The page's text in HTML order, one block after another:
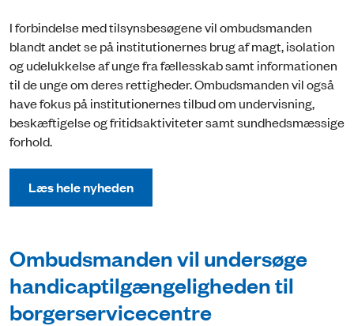
I forbindelse med tilsynsbesøgene vil ombudsmanden
blandt andet se på institutionernes brug af magt, isolation
og udelukkelse af unge fra fællesskab samt informationen
til de unge om deres rettigheder. Ombudsmanden vil også
have fokus på institutionernes tilbud om undervisning,
beskæftigelse og fritidsaktiviteter samt sundhedsmæssige
forhold.
Læs hele nyheden
Ombudsmanden vil undersøge
handicaptilgængeligheden til
borgerservicecentre